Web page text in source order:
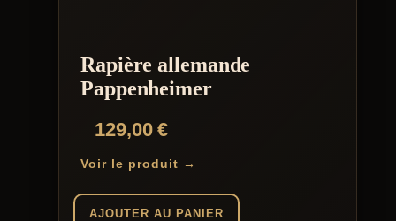
Rapière allemande
Pappenheimer
129,00€
Voir le produit →
AJOUTER AU PANIER